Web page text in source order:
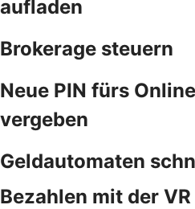
aufladen
Brokerage steuern
Neue PIN fürs
vergeben
Geldautomaten
Bezahlen mit der